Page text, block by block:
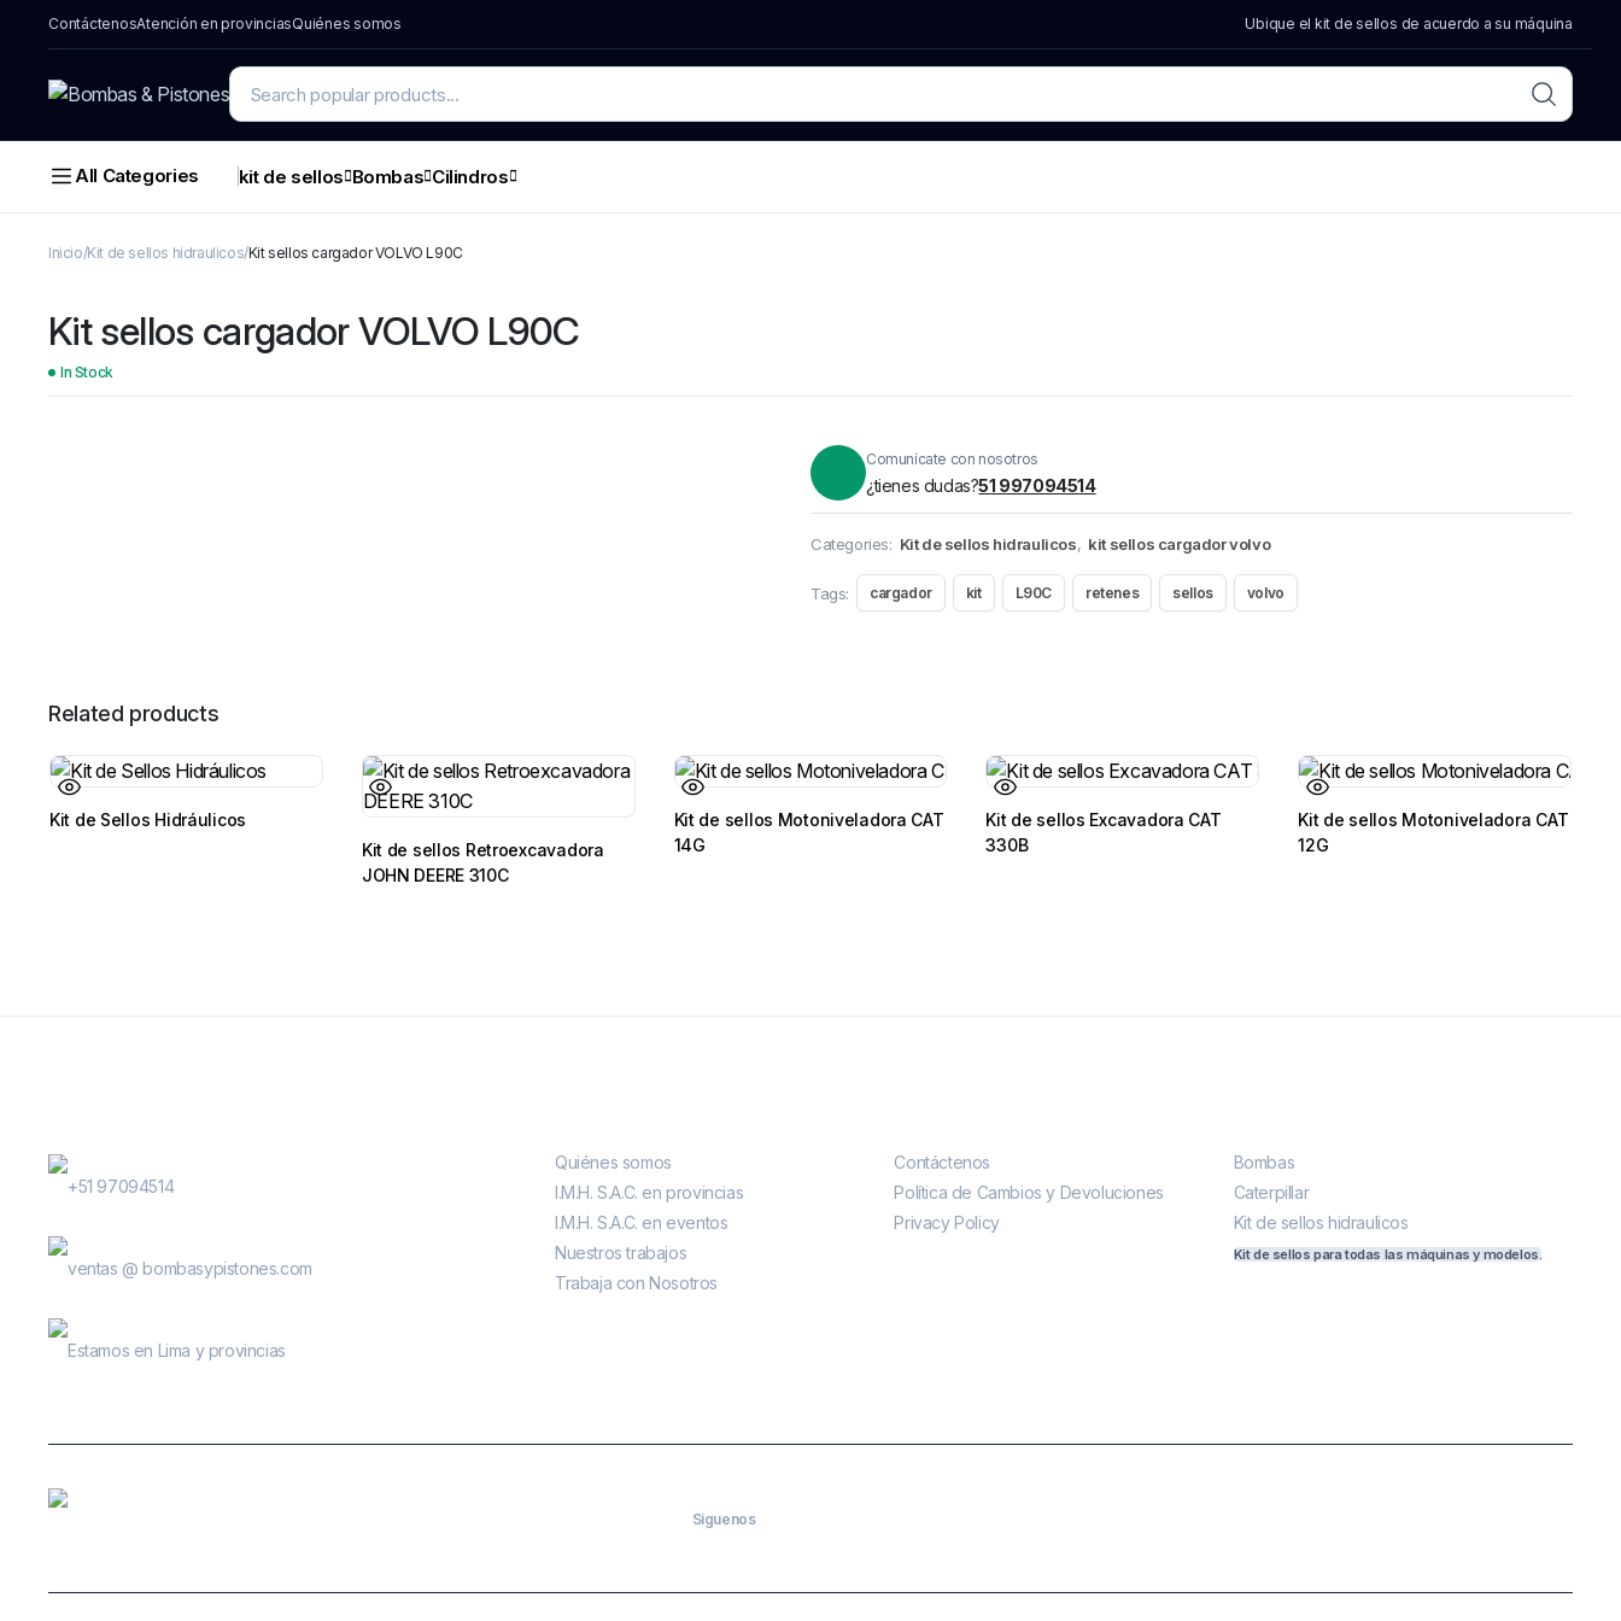
ContáctenosAtención en provinciasQuiénes somos Ubique el kit de sellos de acuerdo a su máquina
All Categories kit de sellos Bombas Cilindros
Inicio Kit de sellos hidraulicos Kit sellos cargador VOLVO L90C
Kit sellos cargador VOLVO L90C
In Stock
Comunícate con nosotros
¿tienes dudas?51 997094514
Categories: Kit de sellos hidraulicos, kit sellos cargador volvo
Tags: cargador kit L90C retenes sellos volvo
Related products
Kit de Sellos Hidráulicos
Kit de sellos Retroexcavadora
JOHN DEERE 310C
Kit de sellos Motoniveladora CAT
14G
Kit de sellos Excavadora CAT
330B
Kit de sellos Motoniveladora CAT
12G
+51 97094514
ventas @ bombasypistones.com
Estamos en Lima y provincias
Quiénes somos
I.M.H. S.A.C. en provincias
I.M.H. S.A.C. en eventos
Nuestros trabajos
Trabaja con Nosotros
Contáctenos
Política de Cambios y Devoluciones
Privacy Policy
Bombas
Caterpillar
Kit de sellos hidraulicos
Kit de sellos para todas las máquinas y modelos.
Siguenos